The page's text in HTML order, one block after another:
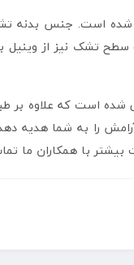
شده است. جنس
سطح تشک نیز از
شده است که علاوه بر
را به شما هدیه
بیشتر با همکاران ما